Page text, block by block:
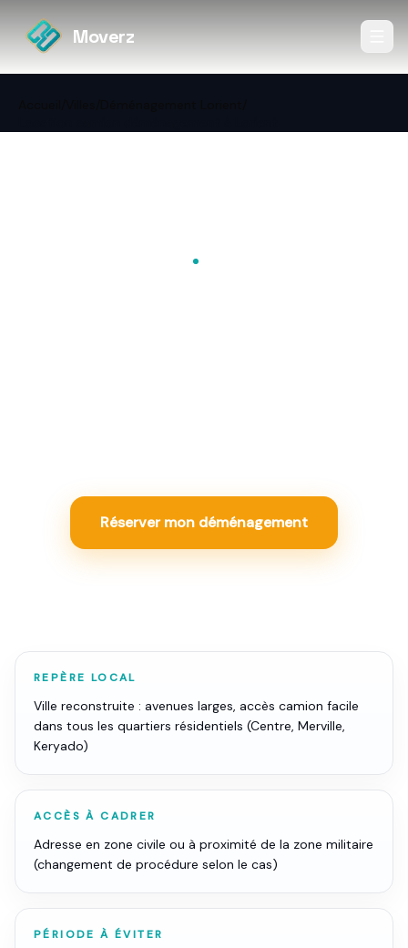
Moverz
DIY
Réserver mon déménagement
REPÈRE LOCAL
Ville reconstruite : avenues larges, accès camion facile
dans tous les quartiers résidentiels (Centre, Merville,
Keryado)
ACCÈS À CADRER
Adresse en zone civile ou à proximité de la zone militaire
(changement de procédure selon le cas)
PÉRIODE À ÉVITER